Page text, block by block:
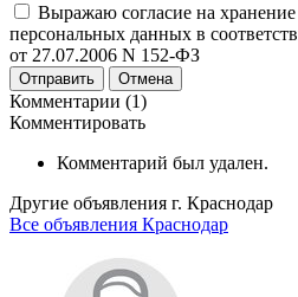
Выражаю согласие на
персональных данных в
от 27.07.2006 N 152-ФЗ
Отправить Отмена
Комментарии (1)
Комментировать
Комментарий был удален.
Другие объявления г. Краснодар
Все объявления Краснодар